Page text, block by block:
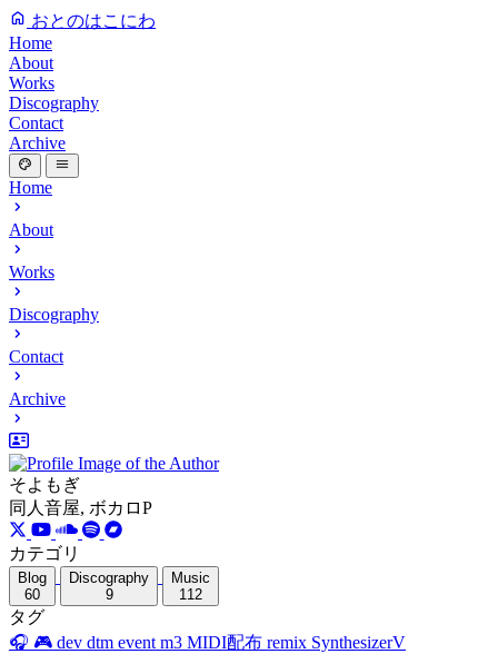
おとのはこにわ
Home
About
Works
Discography
Contact
Archive
Home
About
Works
Discography
Contact
Archive
そよもぎ
同人音屋, ボカロP
カテゴリ
Blog
60
Discography
9
Music
112
タグ
🎧 🎮 dev dtm event m3 MIDI配布 remix SynthesizerV